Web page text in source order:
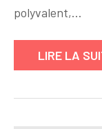
polyvalent,…
LIRE LA